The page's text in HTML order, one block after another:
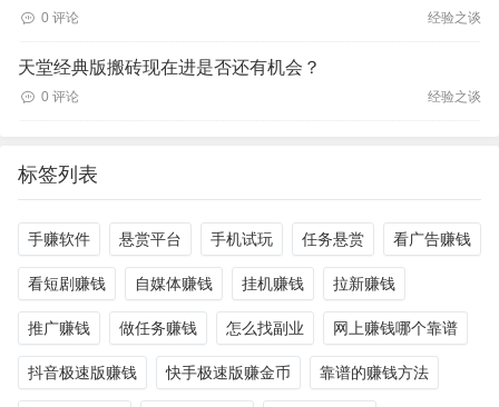
0 评论 经验之谈
天堂经典版搬砖现在进是否还有机会？
0 评论 经验之谈
标签列表
手赚软件 悬赏平台 手机试玩 任务悬赏 看广告赚钱
看短剧赚钱 自媒体赚钱 挂机赚钱 拉新赚钱
推广赚钱 做任务赚钱 怎么找副业 网上赚钱哪个靠谱
抖音极速版赚钱 快手极速版赚金币 靠谱的赚钱方法